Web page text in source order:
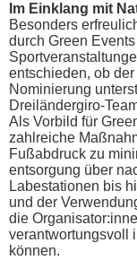
Im Einklang mit
Besonders
durch Green
entschieden, ob
Nominierung
Dreiländergiro-
Als Vorbild für
zahlreiche
Fußabdruck zu
entsorgung über
Labestationen bis
und der
die
verantwortungsvoll
können.